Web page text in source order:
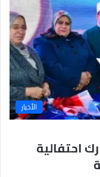
الأخبار
احتفالية